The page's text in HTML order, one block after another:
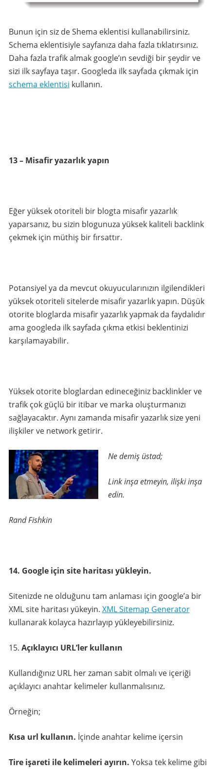
Bunun için siz de Shema eklentisi kullanabilirsiniz.
Schema eklentisiyle sayfanıza daha fazla tıklatırsınız.
Daha fazla trafik almak google’ın sevdiği bir şeydir ve
sizi ilk sayfaya taşır. Googleda ilk sayfada çıkmak için
schema eklentisi kullanın.
13 – Misafir yazarlık yapın
Eğer yüksek otoriteli bir blogta misafir yazarlık
yaparsanız, bu sizin blogunuza yüksek kaliteli backlink
çekmek için müthiş bir fırsattır.
Potansiyel ya da mevcut okuyucularınızın ilgilendikleri
yüksek otoriteli sitelerde misafir yazarlık yapın. Düşük
otorite bloglarda misafir yazarlık yapmak da faydalıdır
ama googleda ilk sayfada çıkma etkisi beklentinizi
karşılamayabilir.
Yüksek otorite bloglardan edineceğiniz backlinkler ve
trafik çok güçlü bir itibar ve marka oluşturmanızı
sağlayacaktır. Aynı zamanda misafir yazarlık size yeni
ilişkiler ve network getirir.
Ne demiş üstad;
Link inşa etmeyin, ilişki inşa
edin.
Rand Fishkin
14. Google için site haritası yükleyin.
Sitenizde ne olduğunu tam anlaması için google’a bir
XML site haritası yükeyin. XML Sitemap Generator
kullanarak kolayca hazırlayıp yükleyebilirsiniz.
Açıklayıcı URL’ler kullanın
Kullandığınız URL her zaman sabit olmalı ve içeriği
açıklayıcı anahtar kelimeler kullanmalısınız.
Örneğin;
Kısa url kullanın. İçinde anahtar kelime içersin
Tire işareti ile kelimeleri ayırın. Yoksa tek kelime gibi